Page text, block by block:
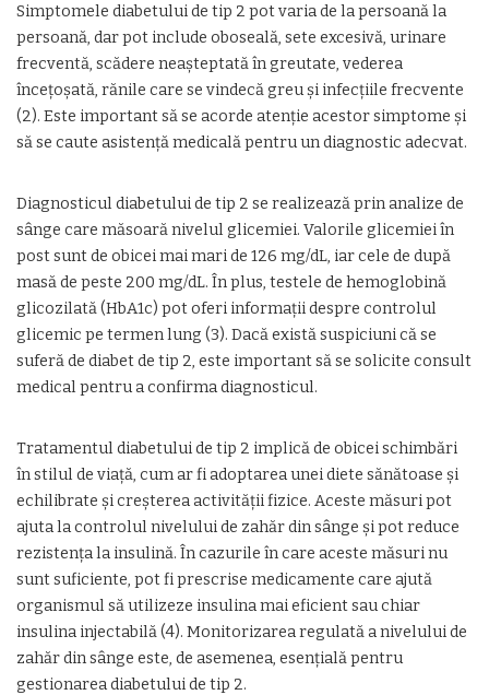
Simptomele diabetului de tip 2 pot varia de la persoană la
persoană, dar pot include oboseală, sete excesivă, urinare
frecventă, scădere neașteptată în greutate, vederea
încețoșată, rănile care se vindecă greu și infecțiile frecvente
(2). Este important să se acorde atenție acestor simptome și
să se caute asistență medicală pentru un diagnostic adecvat.
Diagnosticul diabetului de tip 2 se realizează prin analize de
sânge care măsoară nivelul glicemiei. Valorile glicemiei în
post sunt de obicei mai mari de 126 mg/dL, iar cele de după
masă de peste 200 mg/dL. În plus, testele de hemoglobină
glicozilată (HbA1c) pot oferi informații despre controlul
glicemic pe termen lung (3). Dacă există suspiciuni că se
suferă de diabet de tip 2, este important să se solicite consult
medical pentru a confirma diagnosticul.
Tratamentul diabetului de tip 2 implică de obicei schimbări
în stilul de viață, cum ar fi adoptarea unei diete sănătoase și
echilibrate și creșterea activității fizice. Aceste măsuri pot
ajuta la controlul nivelului de zahăr din sânge și pot reduce
rezistența la insulină. În cazurile în care aceste măsuri nu
sunt suficiente, pot fi prescrise medicamente care ajută
organismul să utilizeze insulina mai eficient sau chiar
insulina injectabilă (4). Monitorizarea regulată a nivelului de
zahăr din sânge este, de asemenea, esențială pentru
gestionarea diabetului de tip 2.